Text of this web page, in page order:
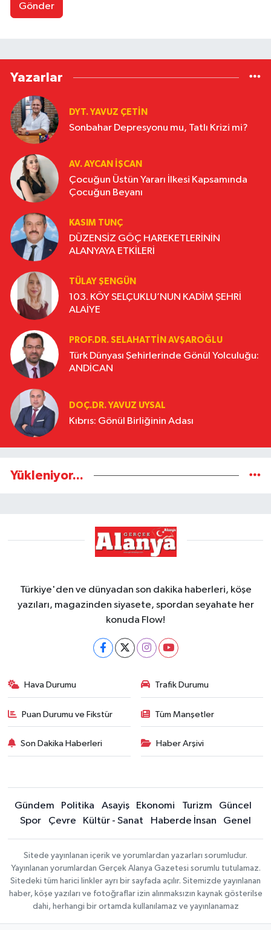
Gönder
Yazarlar
DYT. YAVUZ ÇETİN
Sonbahar Depresyonu mu, Tatlı Krizi mi?
AV. AYCAN İŞCAN
Çocuğun Üstün Yararı İlkesi Kapsamında
Çocuğun Beyanı
KASIM TUNÇ
DÜZENSİZ GÖÇ HAREKETLERİNİN
ALANYAYA ETKİLERİ
TÜLAY ŞENGÜN
103. KÖY SELÇUKLU’NUN KADİM ŞEHRİ
ALAİYE
PROF.DR. SELAHATTIN AVŞAROĞLU
Türk Dünyası Şehirlerinde Gönül Yolculuğu:
ANDİCAN
DOÇ.DR. YAVUZ UYSAL
Kıbrıs: Gönül Birliğinin Adası
Yükleniyor...
Türkiye'den ve dünyadan son dakika haberleri, köşe
yazıları, magazinden siyasete, spordan seyahate her
konuda Flow!
Hava Durumu Trafik Durumu
Puan Durumu ve Fikstür Tüm Manşetler
Son Dakika Haberleri Haber Arşivi
Gündem Politika Asayiş Ekonomi Turizm
Güncel
Spor
Çevre Kültür - Sanat Haberde İnsan Genel
Sitede yayınlanan içerik ve yorumlardan yazarları sorumludur.
Yayınlanan yorumlardan Gerçek Alanya Gazetesi sorumlu tutulamaz.
Sitedeki tüm harici linkler ayrı bir sayfada açılır. Sitemizde yayınlanan
haber, köşe yazıları ve fotoğraflar izin alınmaksızın kaynak gösterilse
dahi, herhangi bir ortamda kullanılamaz ve yayınlanamaz